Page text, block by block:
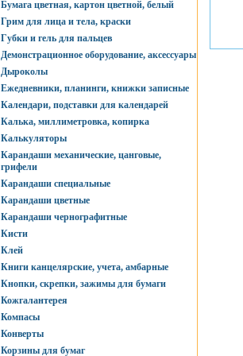
Бумага цветная, картон цветной, белый
Грим для лица и тела, краски
Губки и гель для пальцев
Демонстрационное оборудование, аксессуары
Дыроколы
Ежедневники, планинги, книжки записные
Календари, подставки для календарей
Калька, миллиметровка, копирка
Калькуляторы
Карандаши механические, цанговые,
грифели
Карандаши специальные
Карандаши цветные
Карандаши чернографитные
Кисти
Клей
Книги канцелярские, учета, амбарные
Кнопки, скрепки, зажимы для бумаги
Кожгалантерея
Компасы
Конверты
Корзины для бумаг